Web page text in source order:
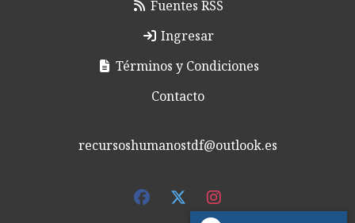
Fuentes RSS
Ingresar
Términos y Condiciones
Contacto
recursoshumanostdf@outlook.es